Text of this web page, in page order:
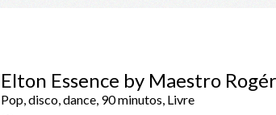
Elton Essence by Maestro
Pop, disco, dance, 90 minutos, Livre